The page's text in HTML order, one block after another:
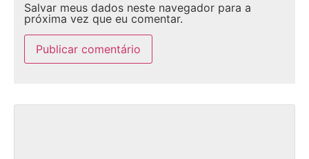
Salvar meus dados neste navegador para a
próxima vez que eu comentar.